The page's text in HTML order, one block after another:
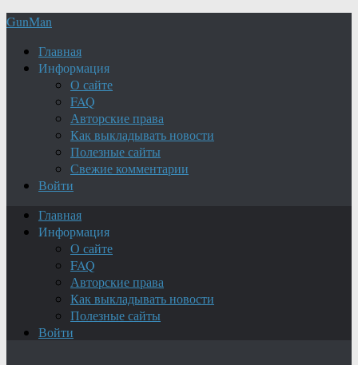
GunMan
Главная
Информация
О сайте
FAQ
Авторские права
Как выкладывать новости
Полезные сайты
Свежие комментарии
Войти
Главная
Информация
О сайте
FAQ
Авторские права
Как выкладывать новости
Полезные сайты
Войти